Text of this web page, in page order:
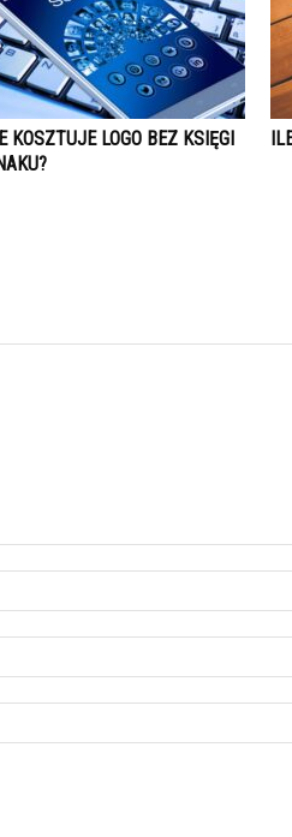
KOSZTUJE LOGO BEZ KSIĘGI